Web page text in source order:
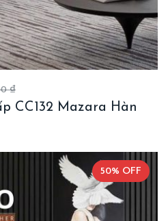
₫
CC132 Mazara Hàn
50% OFF